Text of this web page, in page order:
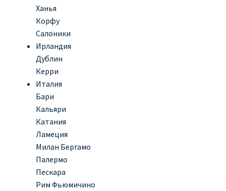
Ханья
Корфу
Салоники
Ирландия
Дублин
Керри
Италия
Бари
Кальяри
Катания
Ламеция
Милан Бергамо
Палермо
Пескара
Рим Фьюмичино